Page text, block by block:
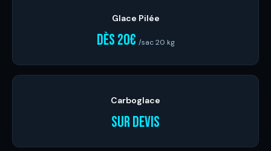
Glace Pilée
dès 20€ /sac 20 kg
Carboglace
Sur devis